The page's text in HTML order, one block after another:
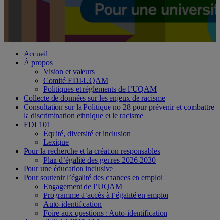
Accueil
À propos
Vision et valeurs
Comité EDI-UQAM
Politiques et règlements de l’UQAM
Collecte de données sur les enjeux de racisme
Consultation sur la Politique no 28 pour prévenir et combattre
la discrimination ethnique et le racisme
EDI 101
Équité, diversité et inclusion
Lexique
Pour la recherche et la création responsables
Plan d’égalité des genres 2026-2030
Pour une éducation inclusive
Pour soutenir l’égalité des chances en emploi
Engagement de l’UQAM
Programme d’accès à l’égalité en emploi
Auto-identification
Foire aux questions : Auto-identification